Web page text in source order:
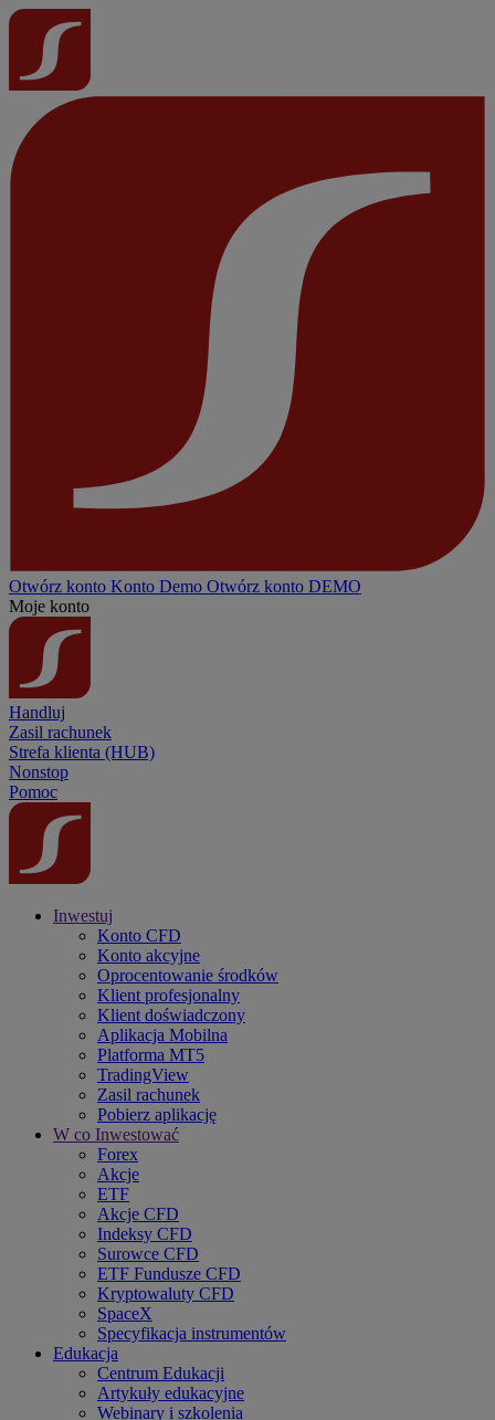
Otwórz konto Konto Demo Otwórz konto DEMO
Moje konto
Handluj
Zasil rachunek
Strefa klienta (HUB)
Nonstop
Pomoc
Inwestuj
Konto CFD
Konto akcyjne
Oprocentowanie środków
Klient profesjonalny
Klient doświadczony
Aplikacja Mobilna
Platforma MT5
TradingView
Zasil rachunek
Pobierz aplikację
W co Inwestować
Forex
Akcje
ETF
Akcje CFD
Indeksy CFD
Surowce CFD
ETF Fundusze CFD
Kryptowaluty CFD
SpaceX
Specyfikacja instrumentów
Edukacja
Centrum Edukacji
Artykuły edukacyjne
Webinary i szkolenia